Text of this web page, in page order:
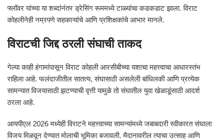
फ्लॉवर यांच्या या शब्दांनंतर ड्रेसिंग रूममध्ये टाळ्यांचा कडकडाट झाला. विराट
कोहलीनेही नम्रपणे सहकाऱ्यांचे आणि प्रशिक्षकांचे आभार मानले.
विराटची जिद्द ठरली संघाची ताकद
गेल्या काही हंगामांपासून विराट कोहली आरसीबीच्या यशाचा महत्त्वाचा आधारस्तंभ
राहिला आहे. फलंदाजीतील सातत्य, संघासाठी असलेली बांधिलकी आणि प्रत्येक
सामन्यात विजयासाठी झटण्याची वृत्ती यामुळे तो संघातील युवा खेळाडूंसाठी आदर्श
ठरला आहे.
आयपीएल 2026 मध्येही विराटने महत्त्वाच्या सामन्यांमध्ये जबाबदारी स्वीकारत संघाला
विजय मिळवून देण्यात मोलाची भूमिका बजावली. मैदानावरील त्याचा उत्साह आणि